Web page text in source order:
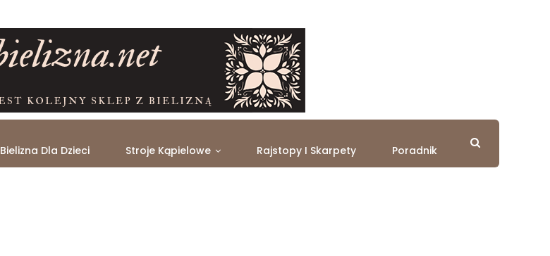
Bielizna Dla Dzieci Stroje Kąpielowe Rajstopy I Skarpety Poradnik